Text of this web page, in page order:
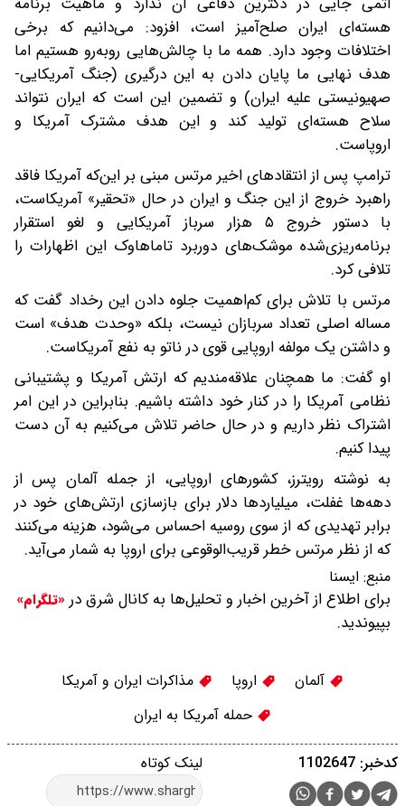
هسته‌ای ایران صلح‌آمیز است، افزود: می‌دانیم که برخی
اختلافات وجود دارد. همه ما با چالش‌هایی روبه‌رو هستیم اما
هدف نهایی ما پایان دادن به این درگیری (جنگ آمریکایی-
صهیونیستی علیه ایران) و تضمین این است که ایران نتواند
سلاح هسته‌ای تولید کند و این هدف مشترک آمریکا و
اروپاست.
ترامپ پس از انتقادهای اخیر مرتس مبنی بر این‌که آمریکا فاقد
راهبرد خروج از این جنگ و ایران در حال «تحقیر» آمریکاست،
با دستور خروج ۵ هزار سرباز آمریکایی و لغو استقرار
برنامه‌ریزی‌شده موشک‌های دوربرد تاماهاوک این اظهارات را
تلافی کرد.
مرتس با تلاش برای کم‌اهمیت جلوه دادن این رخداد گفت که
مساله اصلی تعداد سربازان نیست، بلکه «وحدت هدف» است
و داشتن یک مولفه اروپایی قوی در ناتو به نفع آمریکاست.
او گفت: ما همچنان علاقه‌مندیم که ارتش آمریکا و پشتیبانی
نظامی آمریکا را در کنار خود داشته باشیم. بنابراین در این امر
اشتراک نظر داریم و در حال حاضر تلاش می‌کنیم به آن دست
پیدا کنیم.
به نوشته رویترز، کشورهای اروپایی، از جمله آلمان پس از
دهه‌ها غفلت، میلیاردها دلار برای بازسازی ارتش‌های خود در
برابر تهدیدی‌ که از سوی روسیه احساس می‌شود، هزینه می‌کنند
که از نظر مرتس خطر قریب‌الوقوعی برای اروپا به شمار می‌آید.
منبع: ایسنا
برای اطلاع از آخرین اخبار و تحلیل‌ها به کانال شرق در «تلگرام»
بپیوندید.
آلمان اروپا
مذاکرات ایران و آمریکا
حمله آمریکا به ایران
لینک کوتاه کدخبر: 1102647